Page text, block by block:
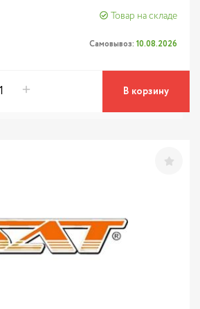
Товар на складе
Самовывоз: 10.08.2026
В корзину